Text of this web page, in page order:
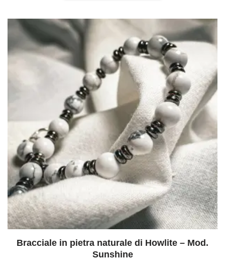
Bracciale in pietra naturale di Howlite – Mod.
Sunshine